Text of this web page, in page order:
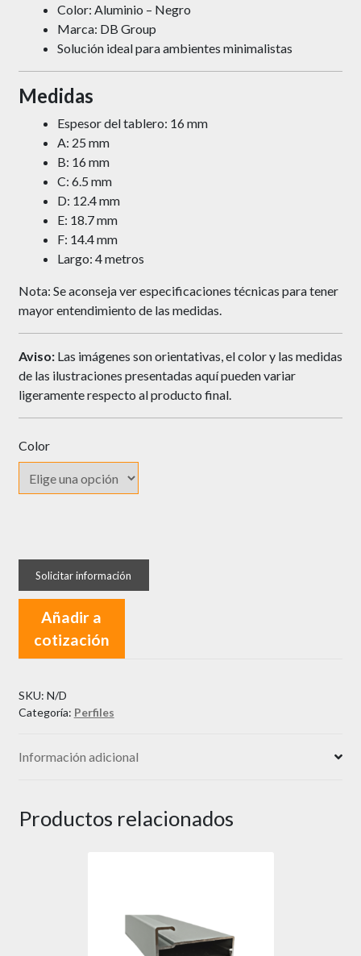
Color: Aluminio – Negro
Marca: DB Group
Solución ideal para ambientes minimalistas
Medidas
Espesor del tablero: 16 mm
A: 25 mm
B: 16 mm
C: 6.5 mm
D: 12.4 mm
E: 18.7 mm
F: 14.4 mm
Largo: 4 metros
Nota: Se aconseja ver especificaciones técnicas para tener
mayor entendimiento de las medidas.
Aviso: Las imágenes son orientativas, el color y las medidas
de las ilustraciones presentadas aquí pueden variar
ligeramente respecto al producto final.
Color
Gola
Superior
GomaAñadir a
cotización
SKU: N/D
Categoría: Perfiles
Información adicional
Productos relacionados